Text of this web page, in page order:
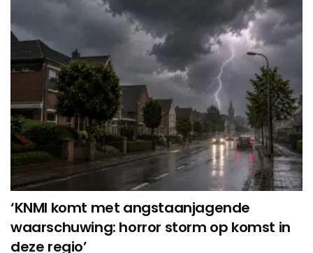
‘KNMI komt met angstaanjagende
waarschuwing: horror storm op komst in
deze regio’